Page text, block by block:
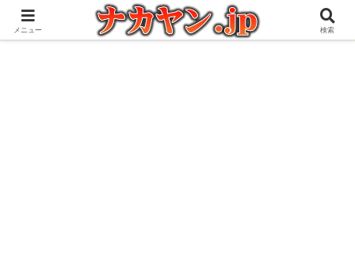
アウトドアとガジェット好きな管理人の愉快な日々を綴るブログ
メニュー 検索